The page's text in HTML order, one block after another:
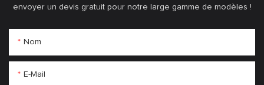
envoyer un devis gratuit pour notre large gamme de modèles !
Nom
E-Mail